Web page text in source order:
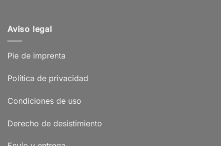
Aviso legal
Pie de imprenta
Política de privacidad
Condiciones de uso
Derecho de desistimiento